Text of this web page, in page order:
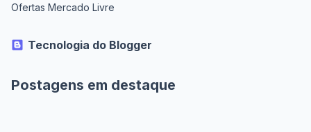
Ofertas Mercado Livre
Tecnologia do Blogger
Postagens em destaque